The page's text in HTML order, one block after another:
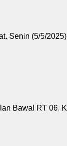
Senin (5/5/
Bawal RT 06,